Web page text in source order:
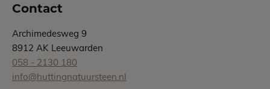
Contact
Archimedesweg 9
8912 AK Leeuwarden
058 - 2130 180
info@huttingnatuursteen.nl